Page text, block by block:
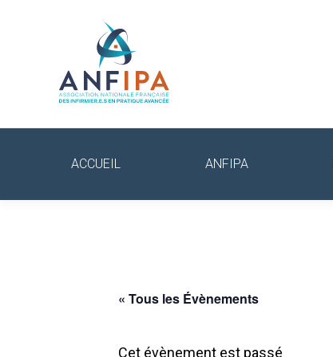
ACCUEIL ANFIPA
« Tous les Évènements
Cet évènement est passé